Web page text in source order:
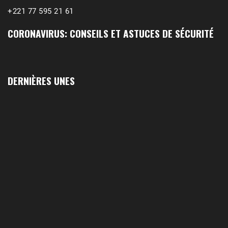
+221 77 595 21 61
CORONAVIRUS: CONSEILS ET ASTUCES DE SÉCURITÉ
DERNIÈRES UNES